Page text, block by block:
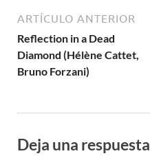
ARTÍCULO ANTERIOR
Reflection in a Dead
Diamond (Hélène Cattet,
Bruno Forzani)
Deja una respuesta